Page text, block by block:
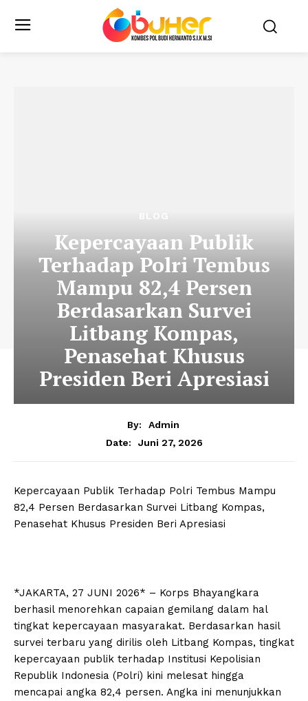
Kepercayaan Publik
Terhadap Polri Tembus
Mampu 82,4 Persen
Berdasarkan Survei
Litbang Kompas,
Penasehat Khusus
Presiden Beri Apresiasi
By:
Admin
Date:
Juni 27, 2026
Kepercayaan Publik Terhadap Polri Tembus Mampu
82,4 Persen Berdasarkan Survei Litbang Kompas,
Penasehat Khusus Presiden Beri Apresiasi
*JAKARTA, 27 JUNI 2026* – Korps Bhayangkara
berhasil menorehkan capaian gemilang dalam hal
tingkat kepercayaan masyarakat. Berdasarkan hasil
survei terbaru yang dirilis oleh Litbang Kompas, tingkat
kepercayaan publik terhadap Institusi Kepolisian
Republik Indonesia (Polri) kini melesat hingga
mencapai angka 82,4 persen. Angka ini menunjukkan